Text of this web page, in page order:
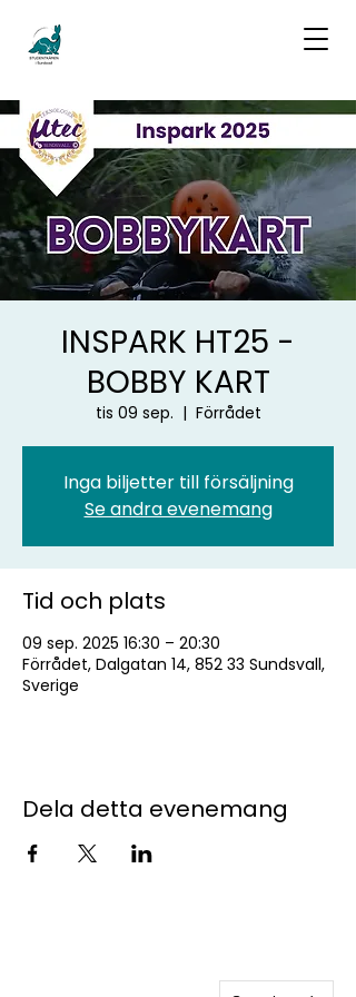
INSPARK HT25 -
BOBBY KART
tis 09 sep.
  |
Förrådet
Inga biljetter till försäljning
Se andra evenemang
Tid och plats
09 sep. 2025 16:30 – 20:30
Förrådet, Dalgatan 14, 852 33 Sundsvall,
Sverige
Dela detta evenemang
studentkaren@sks.miun.se